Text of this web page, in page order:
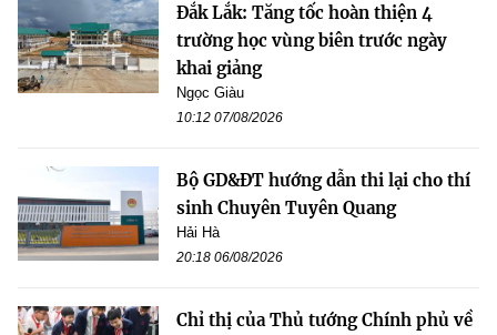
Đắk Lắk: Tăng tốc hoàn thiện 4
trường học vùng biên trước ngày
khai giảng
Ngọc Giàu
10:12 07/08/2026
Bộ GD&ĐT hướng dẫn thi lại cho thí
sinh Chuyên Tuyên Quang
Hải Hà
20:18 06/08/2026
Chỉ thị của Thủ tướng Chính phủ về